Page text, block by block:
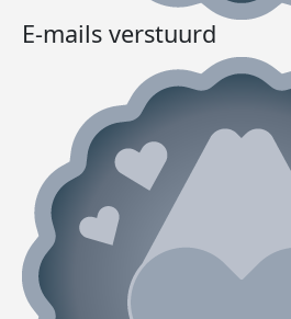
E-mails verstuurd